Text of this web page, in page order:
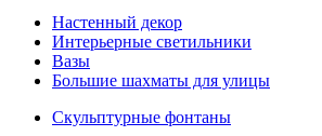
Настенный декор
Интерьерные светильники
Вазы
Большие шахматы для улицы
Скульптурные фонтаны